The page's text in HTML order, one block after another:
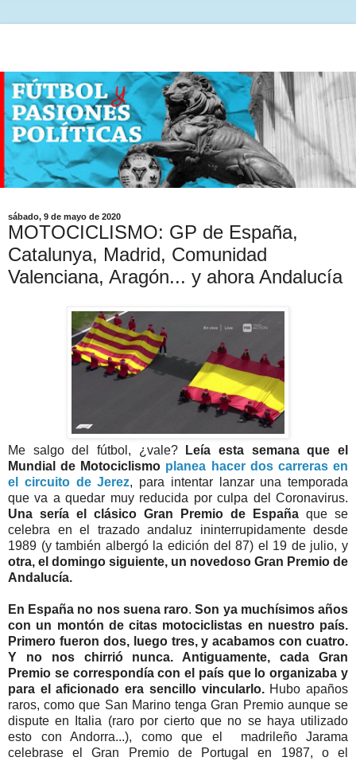
sábado, 9 de mayo de 2020
MOTOCICLISMO: GP de España,
Catalunya, Madrid, Comunidad
Valenciana, Aragón... y ahora Andalucía
Me salgo del fútbol, ¿vale?
Leía esta semana que el
Mundial de Motociclismo planea hacer dos carreras en
el circuito de Jerez, para intentar lanzar una temporada
que va a quedar muy reducida por culpa del Coronavirus.
Una sería el clásico Gran Premio de España que se
celebra en el trazado andaluz ininterrupidamente desde
1989 (y también albergó la edición del 87) el 19 de julio, y
otra, el domingo siguiente, un novedoso Gran Premio de
Andalucía.
En España no nos suena raro.Son ya muchísimos años
con un montón de citas motociclistas en nuestro país.
Primero fueron dos, luego tres, y acabamos con cuatro.
Y no nos chirrió nunca. Antiguamente, cada Gran
Premio se correspondía con el país que lo organizaba y
para el aficionado era sencillo vincularlo.Hubo apaños
raros, como que San Marino tenga Gran Premio aunque se
dispute en Italia (raro por cierto que no se haya utilizado
esto con Andorra...), como que el madrileño Jarama
celebrase el Gran Premio de Portugal en 1987, o el